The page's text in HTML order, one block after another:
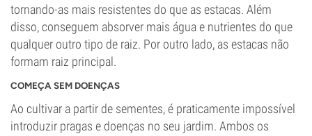
tornando-as mais resistentes do que as estacas. Além
disso, conseguem absorver mais água e nutrientes do que
qualquer outro tipo de raiz. Por outro lado, as estacas não
formam raiz principal.
COMEÇA SEM DOENÇAS
Ao cultivar a partir de sementes, é praticamente impossível
introduzir pragas e doenças no seu jardim. Ambos os